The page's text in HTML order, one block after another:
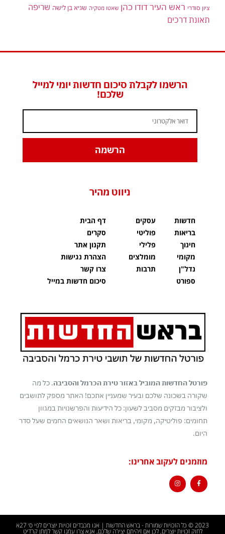
ציון סודרי ראש העיר דודו כהן שאטו מטקיה שגיא בן לישה שריפה
תאונת דרכים
הרשמו לקבלת סיכום חדשות יומי למייל
שלכם!
הרשמה
ניווט מהיר
חדשות
בריאות
חינוך
מקומי
נדל"ן
ספורט
עסקים
פוליטי
פלילי
מומלצים
תרבות
דף הבית
סקרים
תקנון אתר
הצהרת נגישות
צרו קשר
סיכום חדשות במייל
פורטל החדשות המוביל באזור טירת הכרמל והסביבה. כל מה
שקורה בשכונה שלכם ובעיר שמעניין אתכם! האתר מספק לתושבים
ולציבור מבזקים מסביב לשעון: כל הידיעות והפרשנויות במגוון
תחומים: פוליטיקה, מקומי, בריאות ושאר הנושאים החמים שעל סדר
היום.
מוזמנים לעקוב אחרינו:
2023 © כל הזכויות שמורות - בראש החדשות | אנו מכבדים זכויות יוצרים לפי ס׳ 27א
לחוק זכויות יוצרים, לכן אם זיהיתם יצירה שלכם, אנא צרו עמנו קשר למתן קרדיט